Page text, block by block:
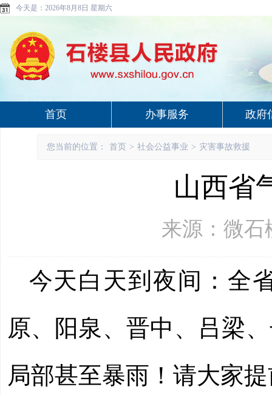
今天是： 2026年8月8日 星期六
首页 办事服务 政府
您当前的位置： 首页 > 社会公益事业 > 灾害事故救援
山西省
来源：微石
今天白天到夜间：全
原、阳泉、晋中、吕梁
局部甚至暴雨！ 请大家